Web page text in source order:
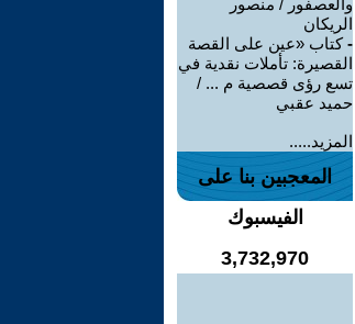
والعصفور / منصور
الريكان
-كتاب «عين على القصة
القصيرة: تأملات نقدية في
تسع رؤى قصصية م ... /
حميد عقبي
المزيد.....
المعجبين بنا على
الفيسبوك
3,732,970